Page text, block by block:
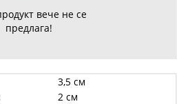
вече не се
предлага!
3,5 см
2 см